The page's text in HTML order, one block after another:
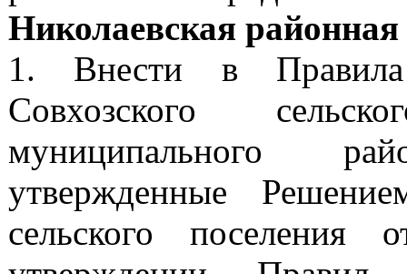
Николаевская
1.
Внести в Правила
Совхозского
муниципального
утвержденные
сельского